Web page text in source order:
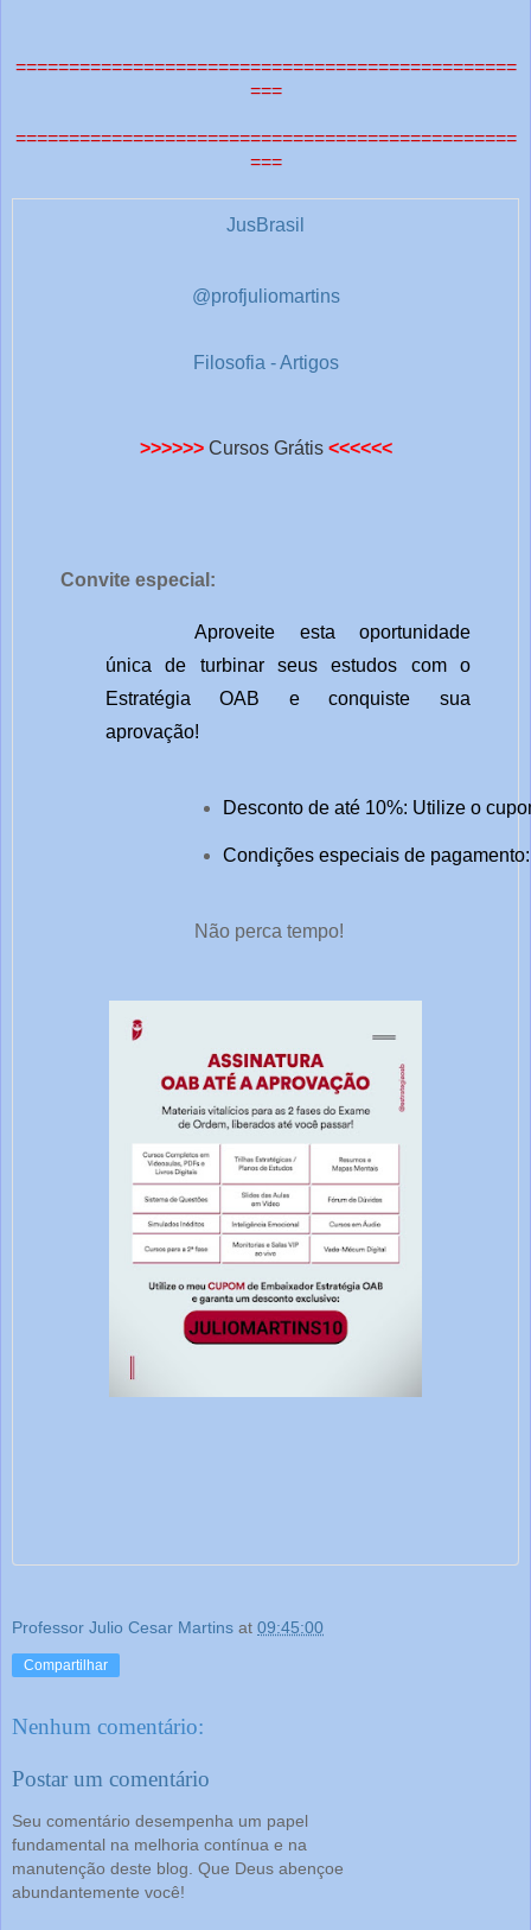
u
a
1
===============================================
===
===============================================
===
JusBrasil
@profjuliomartins
Filosofia - Artigos
>>>>>> Cursos Grátis <<<<<<
Convite especial:
Aproveite esta oportunidade
única de turbinar seus estudos com o
Estratégia OAB e conquiste sua
aprovação!
Desconto de até 10%: Utilize o
Condições especiais de
Não perca tempo!
Professor Julio Cesar Martins at 09:45:00
Compartilhar
Nenhum comentário:
Postar um comentário
Seu comentário desempenha um papel
fundamental na melhoria contínua e na
manutenção deste blog. Que Deus abençoe
abundantemente você!